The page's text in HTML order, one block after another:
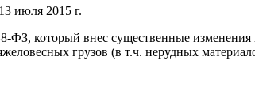
июля 2015 г.
ФЗ, который внес существенные
грузов (в т.ч. нерудных